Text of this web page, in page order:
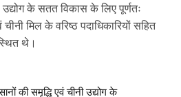
के सतत विकास के लिए पूर्णतः
मिल के वरिष्ठ पदाधिकारियों सहित
थे।
की समृद्धि एवं चीनी उद्योग के